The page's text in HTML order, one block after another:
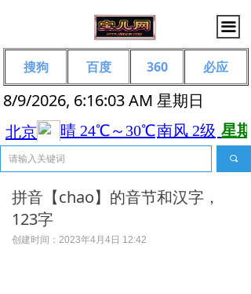
끀
8/9/2026, 6:16:03 AM 星期日
끠
搜狗 百度 360 必应
拼音【chao】的音节和汉字，
123字
创建时间： 2023年4月4日 12:42